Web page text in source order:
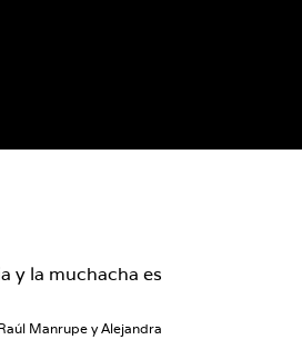
y la muchacha es
Manrupe y Alejandra